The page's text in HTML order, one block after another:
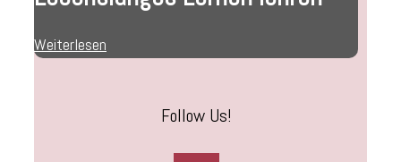
Weiterlesen
Follow Us!